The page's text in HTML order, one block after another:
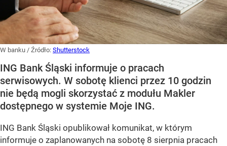
W banku / Źródło: Shutterstock
ING Bank Śląski informuje o pracach
serwisowych. W sobotę klienci przez 10 godzin
nie będą mogli skorzystać z modułu Makler
dostępnego w systemie Moje ING.
ING Bank Śląski opublikował komunikat, w którym
informuje o zaplanowanych na sobotę 8 sierpnia pracach